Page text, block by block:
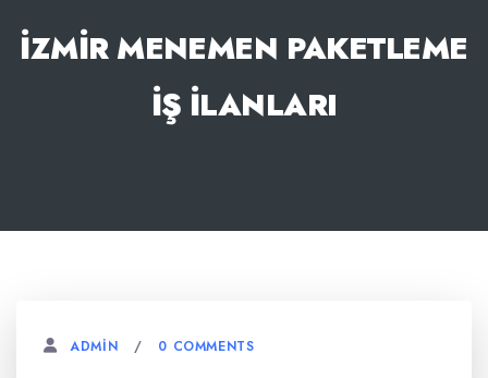
İZMIR MENEMEN PAKETLEME
İŞ İLANLARI
ADMIN 0 COMMENTS